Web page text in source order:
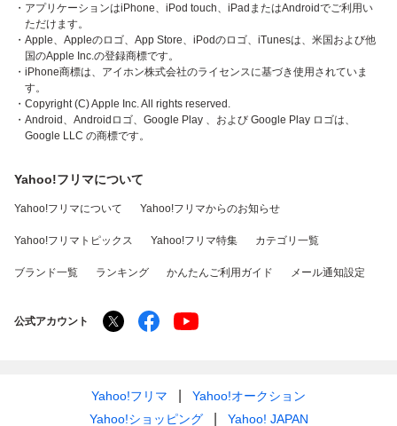
・アプリケーションはiPhone、iPod touch、iPadまたはAndroidでご利用い
ただけます。
・Apple、Appleのロゴ、App Store、iPodのロゴ、iTunesは、米国および他
国のApple Inc.の登録商標です。
・iPhone商標は、アイホン株式会社のライセンスに基づき使用されていま
す。
・Copyright (C) Apple Inc. All rights reserved.
・Android、Androidロゴ、Google Play 、および Google Play ロゴは、
Google LLC の商標です。
Yahoo!フリマについて
Yahoo!フリマについて Yahoo!フリマからのお知らせ
Yahoo!フリマトピックス Yahoo!フリマ特集 カテゴリ一覧
ブランド一覧 ランキング かんたんご利用ガイド メール通知設定
公式アカウント
Yahoo!フリマ
Yahoo!オークション
Yahoo!ショッピング
Yahoo! JAPAN